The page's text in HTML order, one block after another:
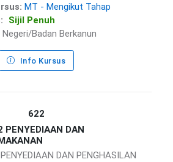
MT - Mengikut Tahap
Sijil Penuh
Negeri/Badan Berkanun
Info Kursus
622
DAN
DAN PENGHASILAN